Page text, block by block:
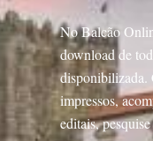
No Balcão
download de
disponibilizada.
impressos,
editais,